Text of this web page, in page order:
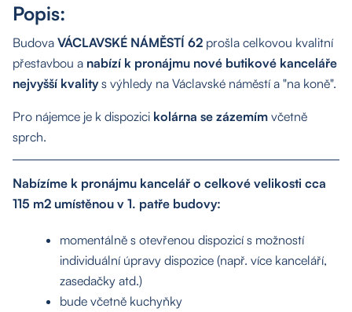
Popis:
Budova VÁCLAVSKÉ NÁMĚSTÍ 62 prošla celkovou kvalitní
přestavbou a nabízí k pronájmu nové butikové kanceláře
nejvyšší kvalitys výhledy na Václavské náměstí a "na koně".
Pro nájemce je k dispozici kolárna se zázemím včetně
sprch.
Nabízíme k pronájmu kancelář o celkové velikosti cca
115 m2 umístěnou v 1. patře budovy:
momentálně s otevřenou dispozicí s možností
individuální úpravy dispozice (např. více kanceláří,
zasedačky atd.)
bude včetně kuchyňky